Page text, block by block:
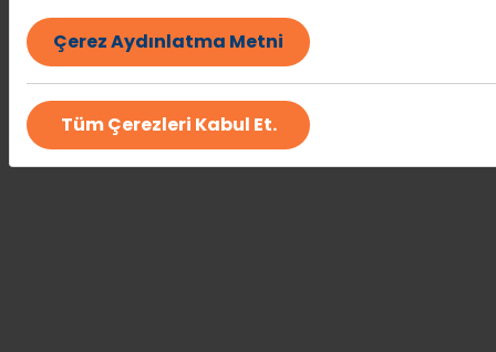
Çerez Aydınlatma Metni
Tüm Çerezleri Kabul Et.
Dil Eğitimi Şube
Fransızca
Dil Eğitimi Şube
İngilizce
Dil Eğitimi Şube
İngilizce